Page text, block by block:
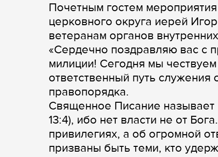
Почетным гостем
церковного округа иерей
ветеранам органов
«Сердечно поздравляю вас с
милиции! Сегодня мы
ответственный путь
правопорядка.
Священное Писание называет
13:4), ибо нет власти не от
привилегиях, а об огромной
призваны быть теми, кто